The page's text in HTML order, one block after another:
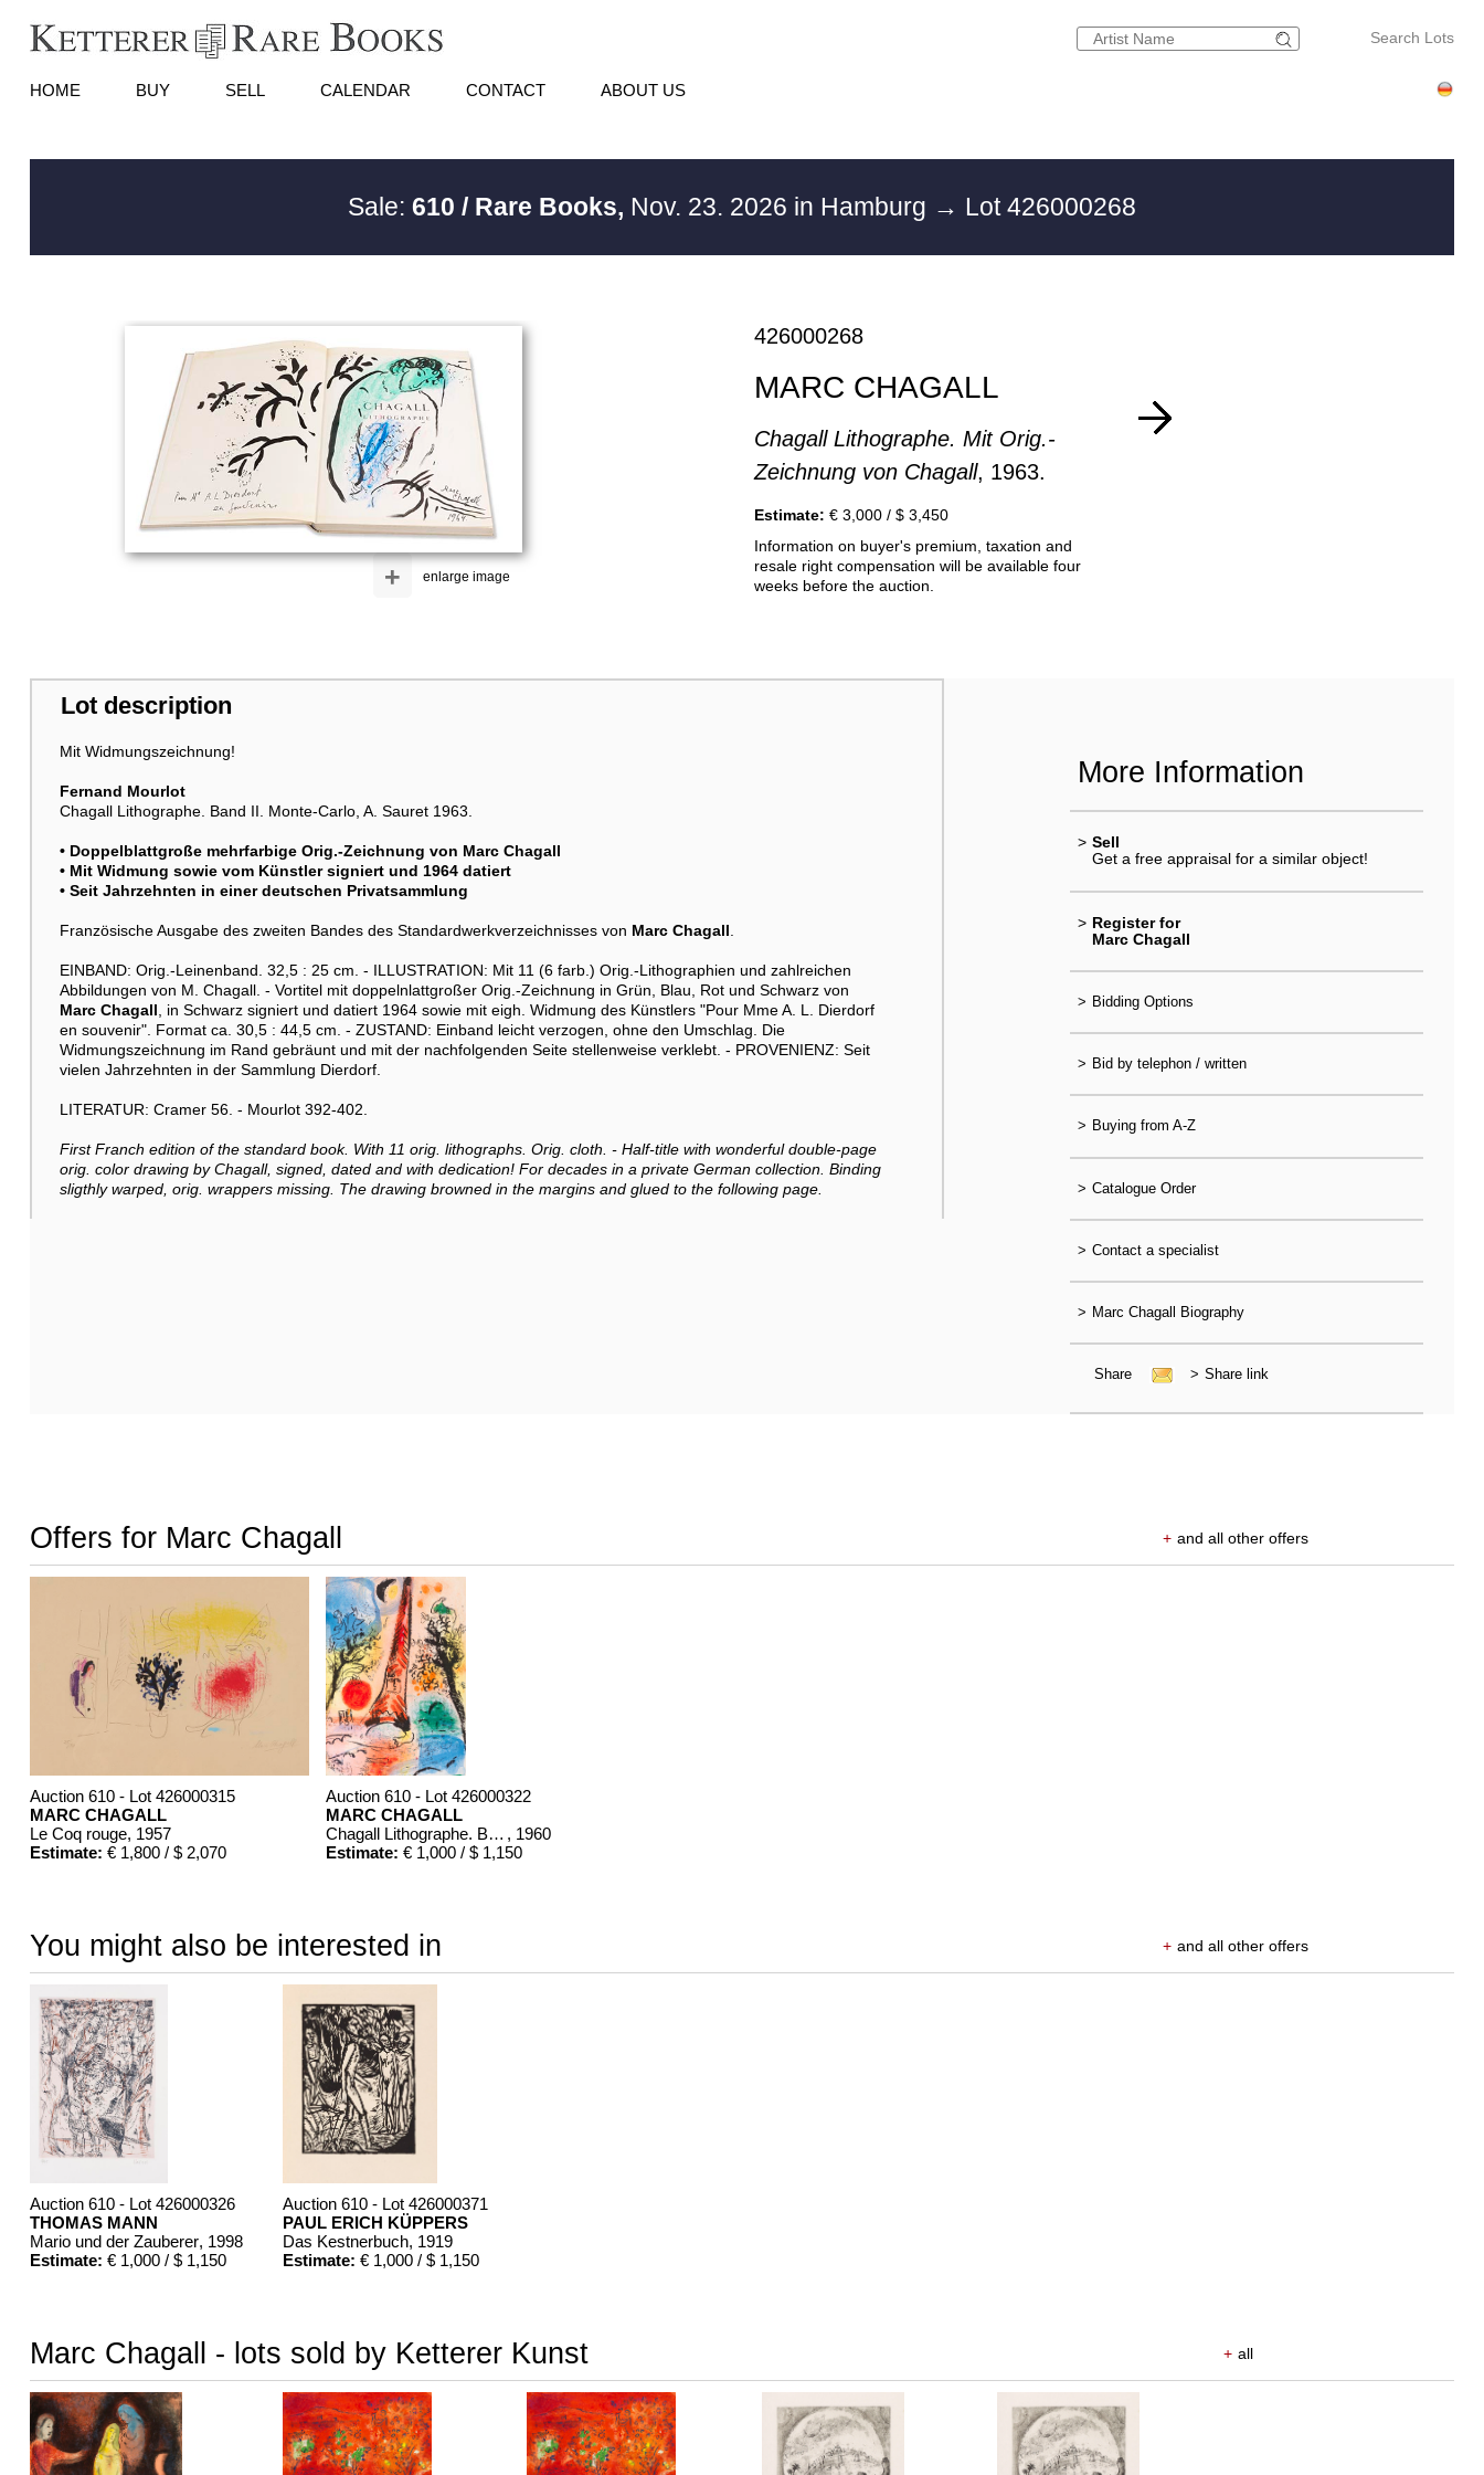
Search Lots
HOME BUY SELL CALENDAR CONTACT ABOUT US
Sale: 610 / Rare Books, Nov. 23. 2026 in Hamburg → Lot 426000268
enlarge image
+
426000268
MARC CHAGALL
Chagall Lithographe. Mit Orig.-
Zeichnung von Chagall, 1963.
Estimate: € 3,000 / $ 3,450
Information on buyer's premium, taxation and
resale right compensation will be available four
weeks before the auction.
Lot description
Mit Widmungszeichnung!
Fernand Mourlot
Chagall Lithographe. Band II. Monte-Carlo, A. Sauret 1963.
• Doppelblattgroße mehrfarbige Orig.-Zeichnung von Marc Chagall
• Mit Widmung sowie vom Künstler signiert und 1964 datiert
• Seit Jahrzehnten in einer deutschen Privatsammlung
Französische Ausgabe des zweiten Bandes des Standardwerkverzeichnisses von Marc Chagall.
EINBAND: Orig.-Leinenband. 32,5 : 25 cm. - ILLUSTRATION: Mit 11 (6 farb.) Orig.-Lithographien und zahlreichen
Abbildungen von M. Chagall. - Vortitel mit doppelnlattgroßer Orig.-Zeichnung in Grün, Blau, Rot und Schwarz von
Marc Chagall, in Schwarz signiert und datiert 1964 sowie mit eigh. Widmung des Künstlers "Pour Mme A. L. Dierdorf
en souvenir". Format ca. 30,5 : 44,5 cm. - ZUSTAND: Einband leicht verzogen, ohne den Umschlag. Die
Widmungszeichnung im Rand gebräunt und mit der nachfolgenden Seite stellenweise verklebt. - PROVENIENZ: Seit
vielen Jahrzehnten in der Sammlung Dierdorf.
LITERATUR: Cramer 56. - Mourlot 392-402.
First Franch edition of the standard book. With 11 orig. lithographs. Orig. cloth. - Half-title with wonderful double-page
orig. color drawing by Chagall, signed, dated and with dedication! For decades in a private German collection. Binding
sligthly warped, orig. wrappers missing. The drawing browned in the margins and glued to the following page.
More Information
> Sell
Get a free appraisal for a similar object!
> Register for
Marc Chagall
> Bidding Options
> Bid by telephon / written
> Buying from A-Z
> Catalogue Order
> Contact a specialist
> Marc Chagall Biography
Share > Share link
Offers for Marc Chagall + and all other offers
Auction 610 - Lot 426000315
MARC CHAGALL
Le Coq rouge, 1957
Estimate: € 1,800 / $ 2,070
Auction 610 - Lot 426000322
MARC CHAGALL
Chagall Lithographe. Bde. 1-3 , 1960
Estimate: € 1,000 / $ 1,150
You might also be interested in + and all other offers
Auction 610 - Lot 426000326
THOMAS MANN
Mario und der Zauberer, 1998
Estimate: € 1,000 / $ 1,150
Auction 610 - Lot 426000371
PAUL ERICH KÜPPERS
Das Kestnerbuch, 1919
Estimate: € 1,000 / $ 1,150
Marc Chagall - lots sold by Ketterer Kunst + all